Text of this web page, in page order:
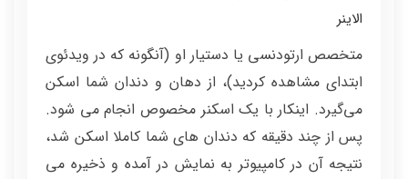
الاینر
متخصص ارتودنسی یا دستیار او (آنگونه که در ویدئوی
ابتدای مشاهده کردید)، از دهان و دندان شما اسکن
می‌گیرد. اینکار با یک اسکنر مخصوص انجام می شود.
پس از چند دقیقه که دندان های شما کاملا اسکن شد،
نتیجه آن در کامپیوتر به نمایش در آمده و ذخیره می